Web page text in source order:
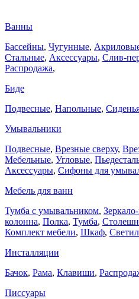
Ванны
Бассейны, Чугунные,
Стальные, Аксессуары, Слив-
Распродажа,
Биде
Подвесные, Напольные,
Умывальники
Подвесные, Врезные сверху,
Мебельные, Угловые,
Аксессуары, Сифоны для
Мебель для ванн
Тумба с умывальником,
колонна, Полка, Тумба,
Комплект мебели, Шкаф,
Инсталляции
Бачок, Рама, Клавиши,
Писсуары